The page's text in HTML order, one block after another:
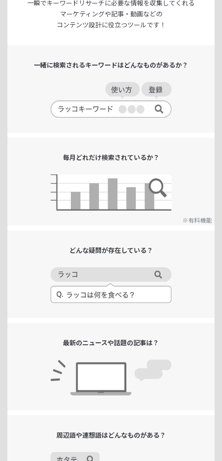
一瞬でキーワードリサーチに必要な情報を収集してくれる
マーケティングや記事・動画などの
コンテンツ設計に役立つツールです！
一緒に検索されるキーワードはどんなものがあるか？
毎月どれだけ検索されているか？
※有料機能
どんな疑問が存在している？
最新のニュースや話題の記事は？
周辺語や連想語はどんなものがある？